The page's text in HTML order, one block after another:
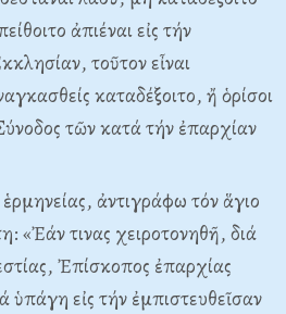
ἀπιέναι εἰς τήν
τοῦτον εἶναι
καταδέξοιτο, ἤ ὁρίσοι
τῶν κατά τήν ἐπαρχίαν
ἀντιγράφω τόν ἅγιο
«Ἐάν τινας χειροτονηθῆ, διά
Ἐπίσκοπος ἐπαρχίας
ὑπάγη εἰς τήν ἐμπιστευθεῖσαν